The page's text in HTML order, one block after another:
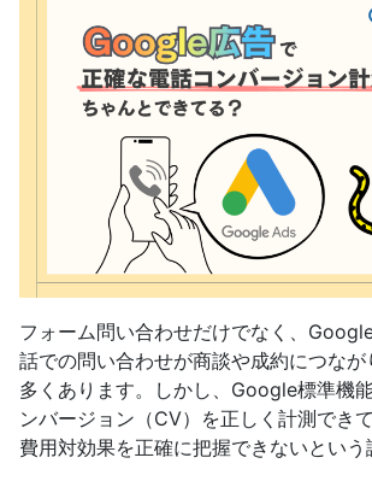
フォーム問い合わせだけでなく、
話での問い合わせが商談や成約につなが
多くあります。しかし、Google標準機
ンバージョン（CV）を正しく計測でき
費用対効果を正確に把握できないという